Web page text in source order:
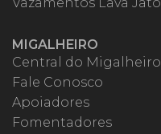
MIGALHEIRO
Central do Migalheiro
Fale Conosco
Apoiadores
Fomentadores